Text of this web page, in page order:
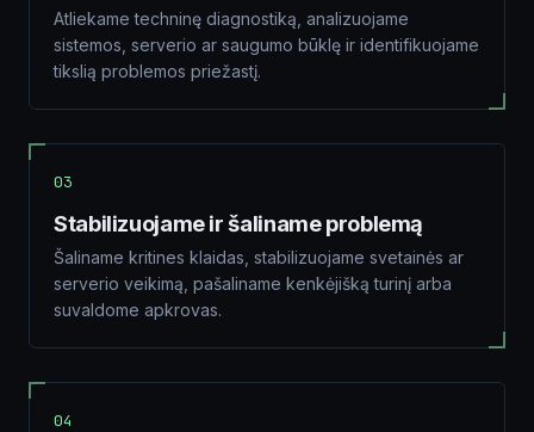
Atliekame techninę diagnostiką, analizuojame
sistemos, serverio ar saugumo būklę ir identifikuojame
tikslią problemos priežastį.
03
Stabilizuojame ir šaliname problemą
Šaliname kritines klaidas, stabilizuojame svetainės ar
serverio veikimą, pašaliname kenkėjišką turinį arba
suvaldome apkrovas.
04